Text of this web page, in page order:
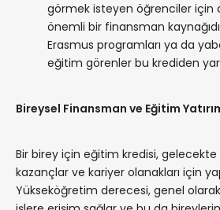
görmek isteyen öğrenciler için
önemli bir finansman
Erasmus programları ya da
eğitim görenler bu krediden
Bireysel Finansman ve Eğitim
Bir birey için eğitim kredisi,
kazançlar ve kariyer olanakları için
Yükseköğretim derecesi, genel